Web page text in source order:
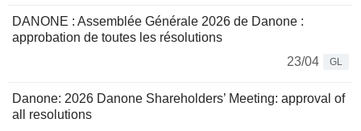
DANONE : Assemblée Générale 2026 de Danone :
approbation de toutes les résolutions
23/04
GL
Danone: 2026 Danone Shareholders’ Meeting: approval of
all resolutions